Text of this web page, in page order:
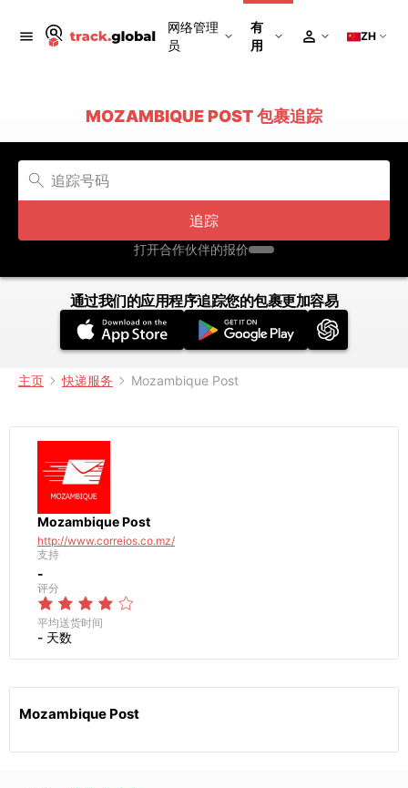
网络管理
员
有
用
ZH
MOZAMBIQUE POST 包裹追踪
追踪
打开合作伙伴的报价
通过我们的应用程序追踪您的包裹更加容易
主页 快递服务 Mozambique Post
Mozambique Post
http://www.correios.co.mz/
支持
-
评分
平均送货时间
- 天数
Mozambique Post